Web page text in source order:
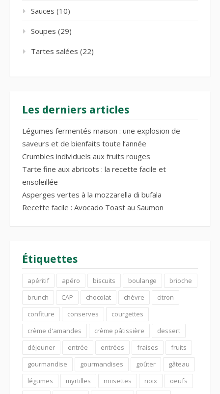
Sauces (10)
Soupes (29)
Tartes salées (22)
Les derniers articles
Légumes fermentés maison : une explosion de
saveurs et de bienfaits toute l’année
Crumbles individuels aux fruits rouges
Tarte fine aux abricots : la recette facile et
ensoleillée
Asperges vertes à la mozzarella di bufala
Recette facile : Avocado Toast au Saumon
Étiquettes
apéritif apéro biscuits boulange
brioche
brunch
CAP chocolat chèvre
citron
confiture
conserves
courgettes
crème d'amandes
crème pâtissière
dessert
déjeuner
entrée entrées fraises
fruits
gourmandise
gourmandises goûter
gâteau
légumes
myrtilles noisettes noix
oeufs